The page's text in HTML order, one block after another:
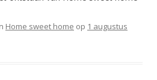
Home sweet home op 1 augustus